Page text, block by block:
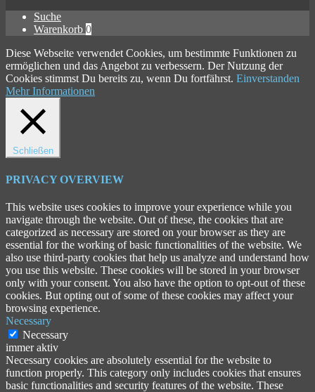
Suche
Warenkorb 0
Diese Webseite verwendet Cookies, um bestimmte Funktionen zu
ermöglichen und das Angebot zu verbessern. Der Nutzung der
Cookies stimmst Du bereits zu, wenn Du fortfährst. Einverstanden
Mehr Informationen
Schließen
PRIVACY OVERVIEW
This website uses cookies to improve your experience while you
navigate through the website. Out of these, the cookies that are
categorized as necessary are stored on your browser as they are
essential for the working of basic functionalities of the website. We
also use third-party cookies that help us analyze and understand how
you use this website. These cookies will be stored in your browser
only with your consent. You also have the option to opt-out of these
cookies. But opting out of some of these cookies may affect your
browsing experience.
Necessary
Necessary
immer aktiv
Necessary cookies are absolutely essential for the website to
function properly. This category only includes cookies that ensures
basic functionalities and security features of the website. These